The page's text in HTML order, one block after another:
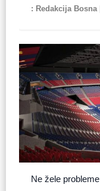
Redakcija Bosna
Ne žele probleme